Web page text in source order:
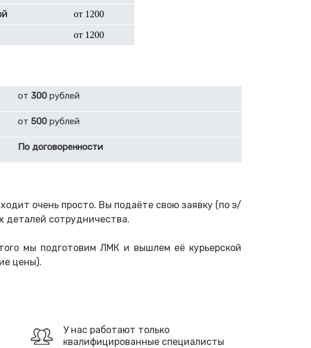
от 1200
от 1200
от 300 рублей
от 500 рублей
По договоренности
очень просто. Вы подаёте свою заявку (по э/
деталей сотрудничества.
мы подготовим ЛМК и вышлем её курьерской
цены).
У нас работают только
квалифицированные специалисты